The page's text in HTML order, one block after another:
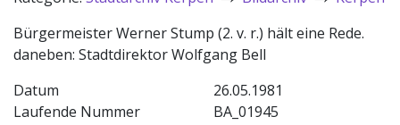
Bürgermeister Werner Stump (2. v. r.) hält eine Rede.
daneben: Stadtdirektor Wolfgang Bell
Datum
26.05.1981
Laufende Nummer
BA_01945